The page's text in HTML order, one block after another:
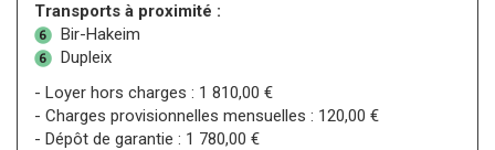
Transports à proximité :
Bir-Hakeim
Dupleix
- Loyer hors charges : 1 810,00 €
- Charges provisionnelles mensuelles : 120,00 €
- Dépôt de garantie : 1 780,00 €